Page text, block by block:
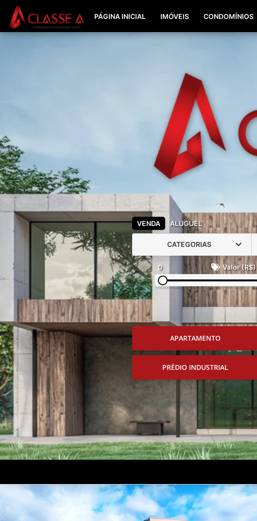
PÁGINA INICIAL IMÓVEIS CONDOMÍNIOS
VENDA ALUGUEL
CATEGORIAS
0 Valor (R$)
APARTAMENTO
PRÉDIO INDUSTRIAL